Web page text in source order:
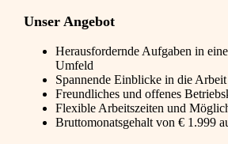
Unser Angebot
Herausfordernde Aufgaben in
Umfeld
Spannende Einblicke in die
Freundliches und offenes
Flexible Arbeitszeiten und
Bruttomonatsgehalt von € 1.999